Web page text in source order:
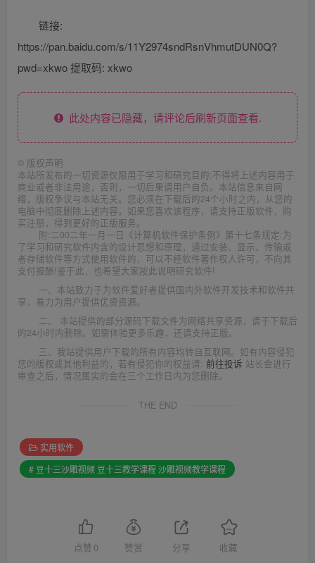
链接:
https://pan.baidu.com/s/11Y2974sndRsnVhmutDUN0Q?
pwd=xkwo 提取码: xkwo
此处内容已隐藏，请评论后刷新页面查看.
© 版权声明
本站所发布的一切资源仅限用于学习和研究目的;不得将上述内容用于
商业或者非法用途，否则，一切后果请用户自负。本站信息来自网
络，版权争议与本站无关。您必须在下载后的24个小时之内，从您的
电脑中彻底删除上述内容。如果您喜欢该程序，请支持正版软件，购
买注册，得到更好的正版服务。
附:二00二年一月一日《计算机软件保护条例》第十七条规定:为
了学习和研究软件内含的设计思想和原理，通过安装、显示、传输或
者存储软件等方式使用软件的，可以不经软件著作权人许可，不向其
支付报酬!鉴于此，也希望大家按此说明研究软件!
一、本站致力于为软件爱好者提供国内外软件开发技术和软件共
享，着力为用户提供优资资源。
二、 本站提供的部分源码下载文件为网络共享资源，请于下载后
的24小时内删除。如需体验更多乐趣，还请支持正版。
三、我站提供用户下载的所有内容均转自互联网。如有内容侵犯
您的版权或其他利益的，若有侵犯你的权益请: 前往投诉 站长会进行
审查之后，情况属实的会在三个工作日内为您删除。
THE END
实用软件
# 豆十三沙雕视频 豆十三教学课程 沙雕视频教学课程
点赞 0 赞赏 分享 收藏